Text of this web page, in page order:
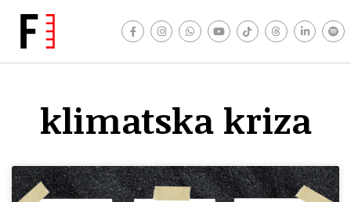
klimatska kriza